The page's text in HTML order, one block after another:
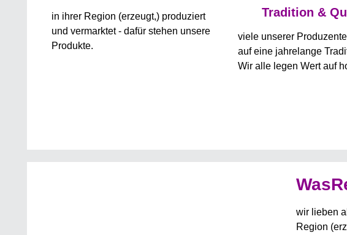
in ihrer Region (erzeugt,) produziert
und vermarktet - dafür stehen unsere
Produkte.
Tradition &
viele unserer
auf eine jahrelange
Wir alle legen Wert auf
wir lieben
Region